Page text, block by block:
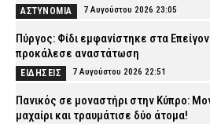
ΑΣΤΥΝΟΜΙΑ 7 Αυγούστου 2026 23:05
Πύργος: Φίδι εμφανίστηκε στα
προκάλεσε αναστάτωση
ΕΙΔΗΣΕΙΣ 7 Αυγούστου 2026 22:51
Πανικός σε μοναστήρι στην Κύπρο:
μαχαίρι και τραυμάτισε δύο άτομα!